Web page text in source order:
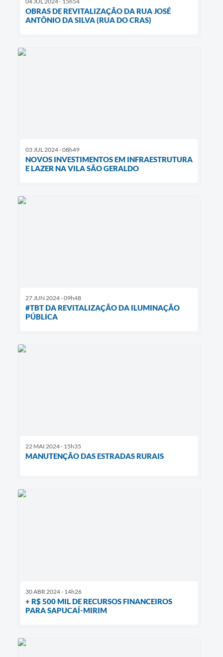
OBRAS DE REVITALIZAÇÃO DA RUA JOSÉ
ANTÔNIO DA SILVA (RUA DO CRAS)
03 JUL 2024 - 08h49
NOVOS INVESTIMENTOS EM INFRAESTRUTURA
E LAZER NA VILA SÃO GERALDO
27 JUN 2024 - 09h48
#TBT DA REVITALIZAÇÃO DA ILUMINAÇÃO
PÚBLICA
22 MAI 2024 - 15h35
MANUTENÇÃO DAS ESTRADAS RURAIS
30 ABR 2024 - 14h26
+ R$ 500 MIL DE RECURSOS FINANCEIROS
PARA SAPUCAÍ-MIRIM